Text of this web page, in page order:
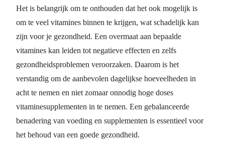
Het is belangrijk om te onthouden dat het ook mogelijk is
om te veel vitamines binnen te krijgen, wat schadelijk kan
zijn voor je gezondheid. Een overmaat aan bepaalde
vitamines kan leiden tot negatieve effecten en zelfs
gezondheidsproblemen veroorzaken. Daarom is het
verstandig om de aanbevolen dagelijkse hoeveelheden in
acht te nemen en niet zomaar onnodig hoge doses
vitaminesupplementen in te nemen. Een gebalanceerde
benadering van voeding en supplementen is essentieel voor
het behoud van een goede gezondheid.